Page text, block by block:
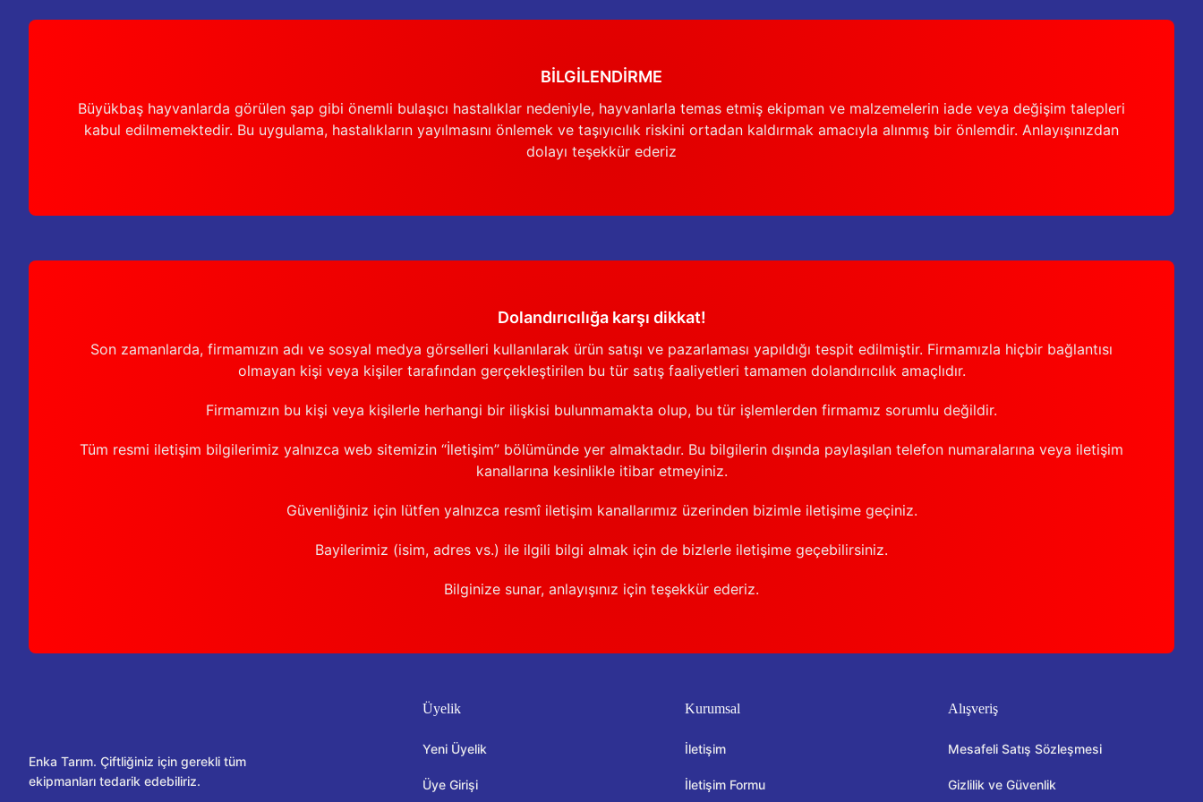
BİLGİLENDİRME
Büyükbaş hayvanlarda görülen şap gibi önemli bulaşıcı hastalıklar nedeniyle, hayvanlarla temas etmiş ekipman ve malzemelerin iade veya değişim talepleri
kabul edilmemektedir. Bu uygulama, hastalıkların yayılmasını önlemek ve taşıyıcılık riskini ortadan kaldırmak amacıyla alınmış bir önlemdir. Anlayışınızdan
dolayı teşekkür ederiz
Dolandırıcılığa karşı dikkat!
Son zamanlarda, firmamızın adı ve sosyal medya görselleri kullanılarak ürün satışı ve pazarlaması yapıldığı tespit edilmiştir. Firmamızla hiçbir bağlantısı
olmayan kişi veya kişiler tarafından gerçekleştirilen bu tür satış faaliyetleri tamamen dolandırıcılık amaçlıdır.
Firmamızın bu kişi veya kişilerle herhangi bir ilişkisi bulunmamakta olup, bu tür işlemlerden firmamız sorumlu değildir.
Tüm resmi iletişim bilgilerimiz yalnızca web sitemizin “İletişim” bölümünde yer almaktadır. Bu bilgilerin dışında paylaşılan telefon numaralarına veya iletişim
kanallarına kesinlikle itibar etmeyiniz.
Güvenliğiniz için lütfen yalnızca resmî iletişim kanallarımız üzerinden bizimle iletişime geçiniz.
Bayilerimiz (isim, adres vs.) ile ilgili bilgi almak için de bizlerle iletişime geçebilirsiniz.
Bilginize sunar, anlayışınız için teşekkür ederiz.
Enka Tarım. Çiftliğiniz için gerekli tüm
ekipmanları tedarik edebiliriz.
Üyelik
Yeni Üyelik
Üye Girişi
Kurumsal
İletişim
İletişim Formu
Alışveriş
Mesafeli Satış Sözleşmesi
Gizlilik ve Güvenlik